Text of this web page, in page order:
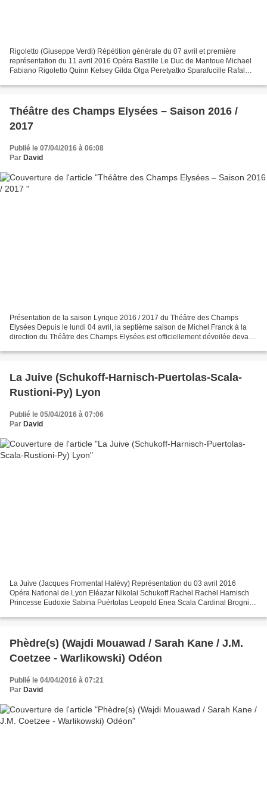
Rigoletto (Giuseppe Verdi) Répétition générale du 07 avril et première
représentation du 11 avril 2016 Opéra Bastille Le Duc de Mantoue Michael
Fabiano Rigoletto Quinn Kelsey Gilda Olga Peretyatko Sparafucille Rafal
Théâtre des Champs Elysées – Saison 2016 /
2017
Publié le 07/04/2016 à 06:08
Par David
Présentation de la saison Lyrique 2016 / 2017 du Théâtre des Champs
Elysées Depuis le lundi 04 avril, la septième saison de Michel Franck à la
direction du Théâtre des Champs Elysées est officiellement dévoilée devant
La Juive (Schukoff-Harnisch-Puertolas-Scala-
Rustioni-Py) Lyon
Publié le 05/04/2016 à 07:06
Par David
La Juive (Jacques Fromental Halévy) Représentation du 03 avril 2016
Opéra National de Lyon Eléazar Nikolai Schukoff Rachel Rachel Harnisch
Princesse Eudoxie Sabina Puértolas Leopold Enea Scala Cardinal Brogni
Phèdre(s) (Wajdi Mouawad / Sarah Kane / J.M.
Coetzee - Warlikowski) Odéon
Publié le 04/04/2016 à 07:21
Par David